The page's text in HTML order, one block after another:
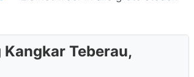
Teberau,